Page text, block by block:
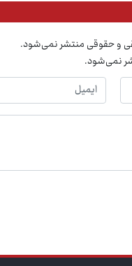
و حقوقی منتشر نمی‌شود.
نمی‌شود.